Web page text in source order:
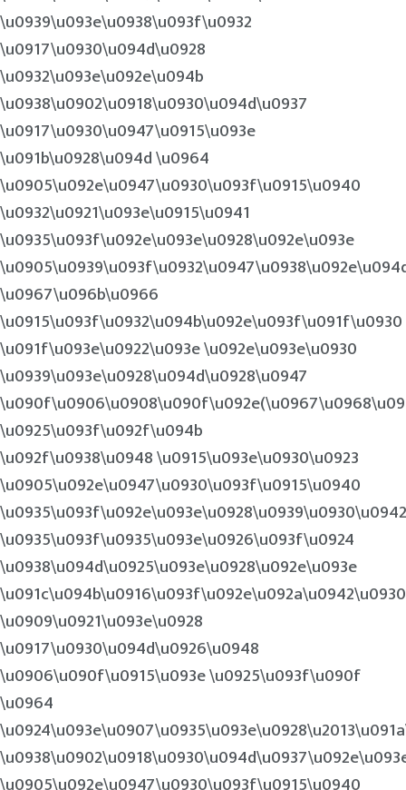
\u0939\u093e\u0938\u093f\u0932
\u0917\u0930\u094d\u0928
\u0932\u093e\u092e\u094b
\u0938\u0902\u0918\u0930\u094d\u0937
\u0917\u0930\u0947\u0915\u093e
\u091b\u0928\u094d \u0964
\u0905\u092e\u0947\u0930\u093f\u0915\u0940
\u0932\u0921\u093e\u0915\u0941
\u0935\u093f\u092e\u093e\u0928\u092e\u093e
\u0967\u096b\u0966
\u0915\u093f\u0932\u094b\u092e\u093f\u091f\u0930
\u091f\u093e\u0922\u093e \u092e\u093e\u0930
\u0939\u093e\u0928\u094d\u0928\u0947
\u0925\u093f\u092f\u094b
\u092f\u0938\u0948 \u0915\u093e\u0930\u0923
\u0905\u092e\u0947\u0930\u093f\u0915\u0940
\u0935\u093f\u0935\u093e\u0926\u093f\u0924
\u0938\u094d\u0925\u093e\u0928\u092e\u093e
\u0909\u0921\u093e\u0928
\u0917\u0930\u094d\u0926\u0948
\u0906\u090f\u0915\u093e \u0925\u093f\u090f
\u0964